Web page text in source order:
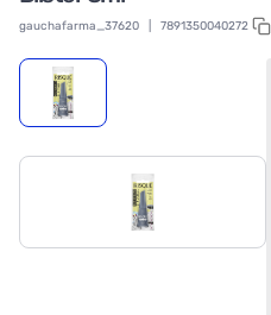
gauchafarma_37620 7891350040272